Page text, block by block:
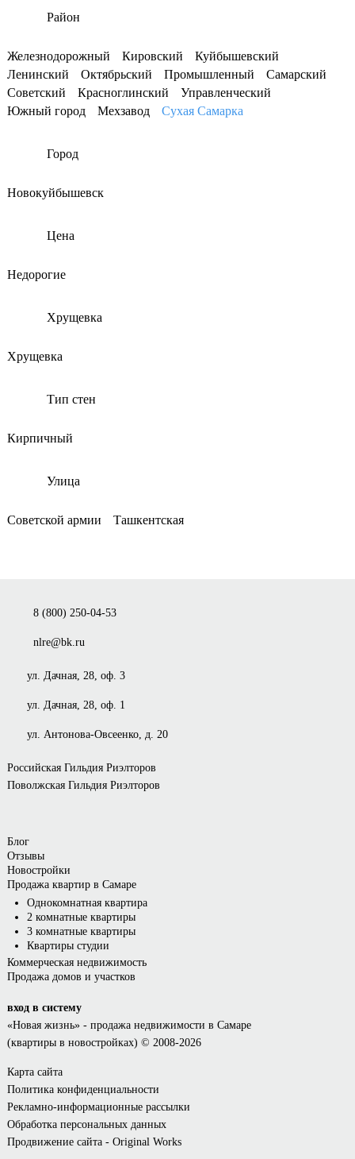
Район
Железнодорожный Кировский
Куйбышевский
Ленинский
Октябрьский Промышленный
Самарский
Советский
Красноглинский
Управленческий
Южный город
Мехзавод Сухая Самарка
Город
Новокуйбышевск
Цена
Недорогие
Хрущевка
Хрущевка
Тип стен
Кирпичный
Улица
Советской армии Ташкентская
8 (800) 250-04-53
nlre@bk.ru
ул. Дачная, 28, оф. 3
ул. Дачная, 28, оф. 1
ул. Антонова-Овсеенко, д. 20
Российская Гильдия Риэлторов
Поволжская Гильдия Риэлторов
Блог
Отзывы
Новостройки
Продажа квартир в Самаре
Однокомнатная квартира
2 комнатные квартиры
3 комнатные квартиры
Квартиры студии
Коммерческая недвижимость
Продажа домов и участков
вход в систему
«Новая жизнь»- продажа недвижимости в Самаре
(квартиры в новостройках) © 2008-2026
Карта сайта
Политика конфиденциальности
Рекламно-информационные рассылки
Обработка персональных данных
Продвижение сайта - Original Works